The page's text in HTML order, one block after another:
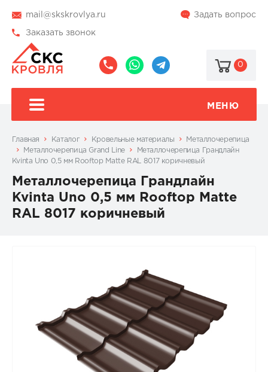
mail@skskrovlya.ru Задать вопрос
Заказать звонок
0
МЕНЮ
Главная Каталог Кровельные материалы
Металлочерепица
Металлочерепица Grand Line
Металлочерепица Грандлайн
Kvinta Uno 0,5 мм Rooftop Matte RAL 8017 коричневый
Металлочерепица Грандлайн
Kvinta Uno 0,5 мм Rooftop Matte
RAL 8017 коричневый